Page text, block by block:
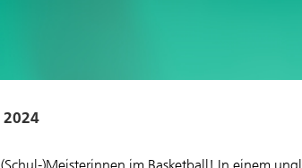
(Schul-)Meisterinnen im Basketball! In einem